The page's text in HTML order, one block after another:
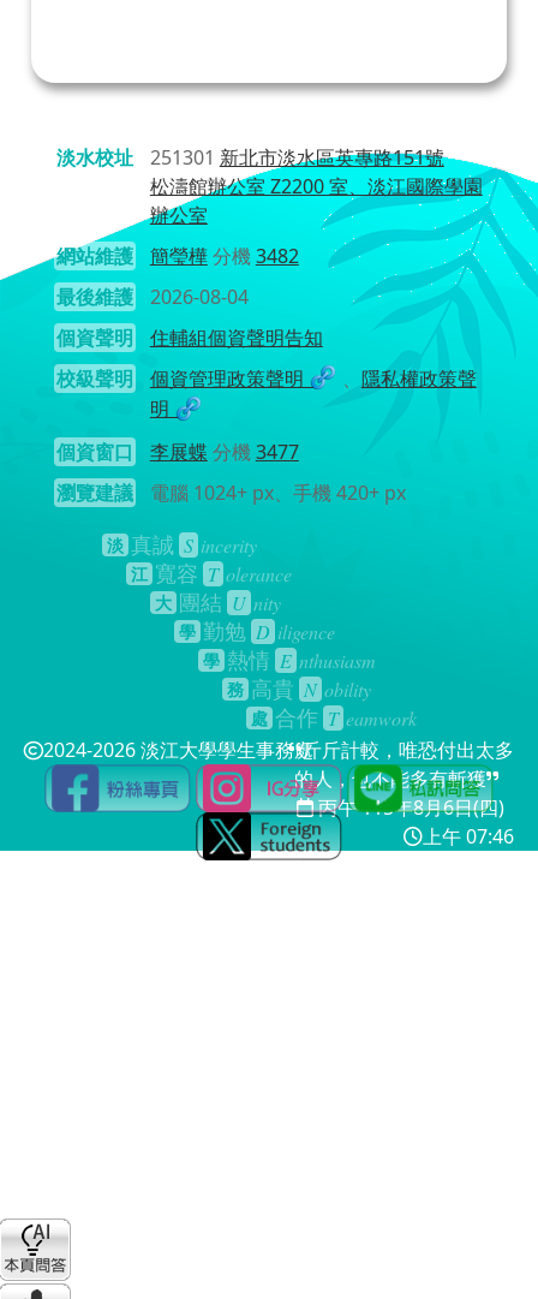
淡水校址 251301 新北市淡水區英專路151號
松濤館辦公室 Z2200 室、淡江國際學園
辦公室
網站維護
簡瑩樺分機3482
最後維護
2026-08-04
個資聲明
住輔組個資聲明告知
校級聲明
個資管理政策聲明 、 隱私權政策聲
明
個資窗口
李展蝶 分機3477
瀏覽建議
電腦 1024+ px、手機 420+ px
淡 真誠 S incerity
江 寬容 T olerance
大 團結 U nity
學 勤勉 D iligence
學 熱情 E nthusiasm
務 高貴 N obility
處 合作 T eamwork
2024-2026 淡江大學學生事務處斤斤計較，唯恐付出太多
的人，也不能多有斬獲
丙午 115年8月6日(四)
上午 07:46